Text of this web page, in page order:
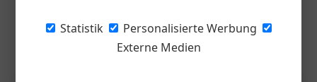
Statistik
Personalisierte Werbung
Externe Medien
die Zukunft gerüstet.